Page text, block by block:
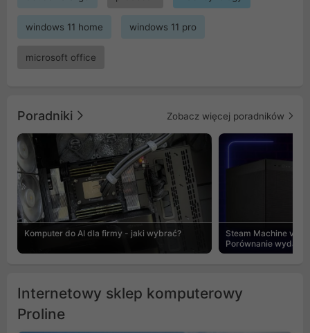
windows 11 home windows 11 pro
microsoft office
Poradniki Zobacz więcej poradników
Komputer do AI dla firmy - jaki wybrać?
Steam Machine vs
Porównanie
Internetowy sklep komputerowy
Proline